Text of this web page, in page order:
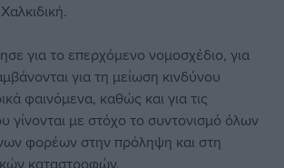
για το επερχόμενο νομοσχέδιο, για
για τη μείωση κινδύνου
φαινόμενα, καθώς και για τις
γίνονται με στόχο το συντονισμό όλων
φορέων στην πρόληψη και στη
καταστροφών.